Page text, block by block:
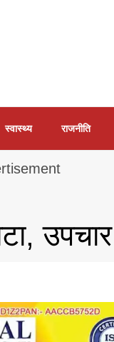
स्वास्थ्य राजनीति